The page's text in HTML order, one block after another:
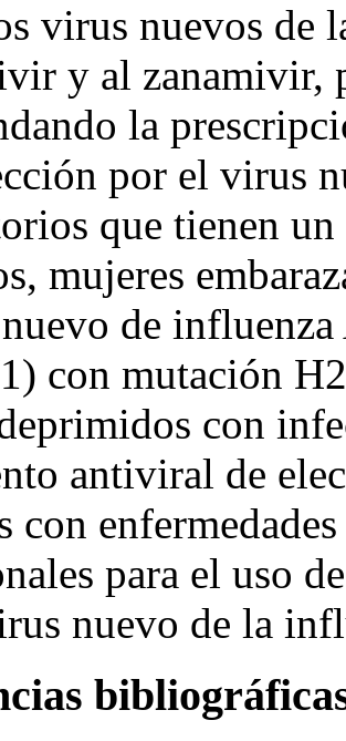
virus nuevos de
y al zanamivir,
la
por el virus
que tienen
mujeres
de
con mutación
con
antiviral de
con enfermedades
para el uso
nuevo de la